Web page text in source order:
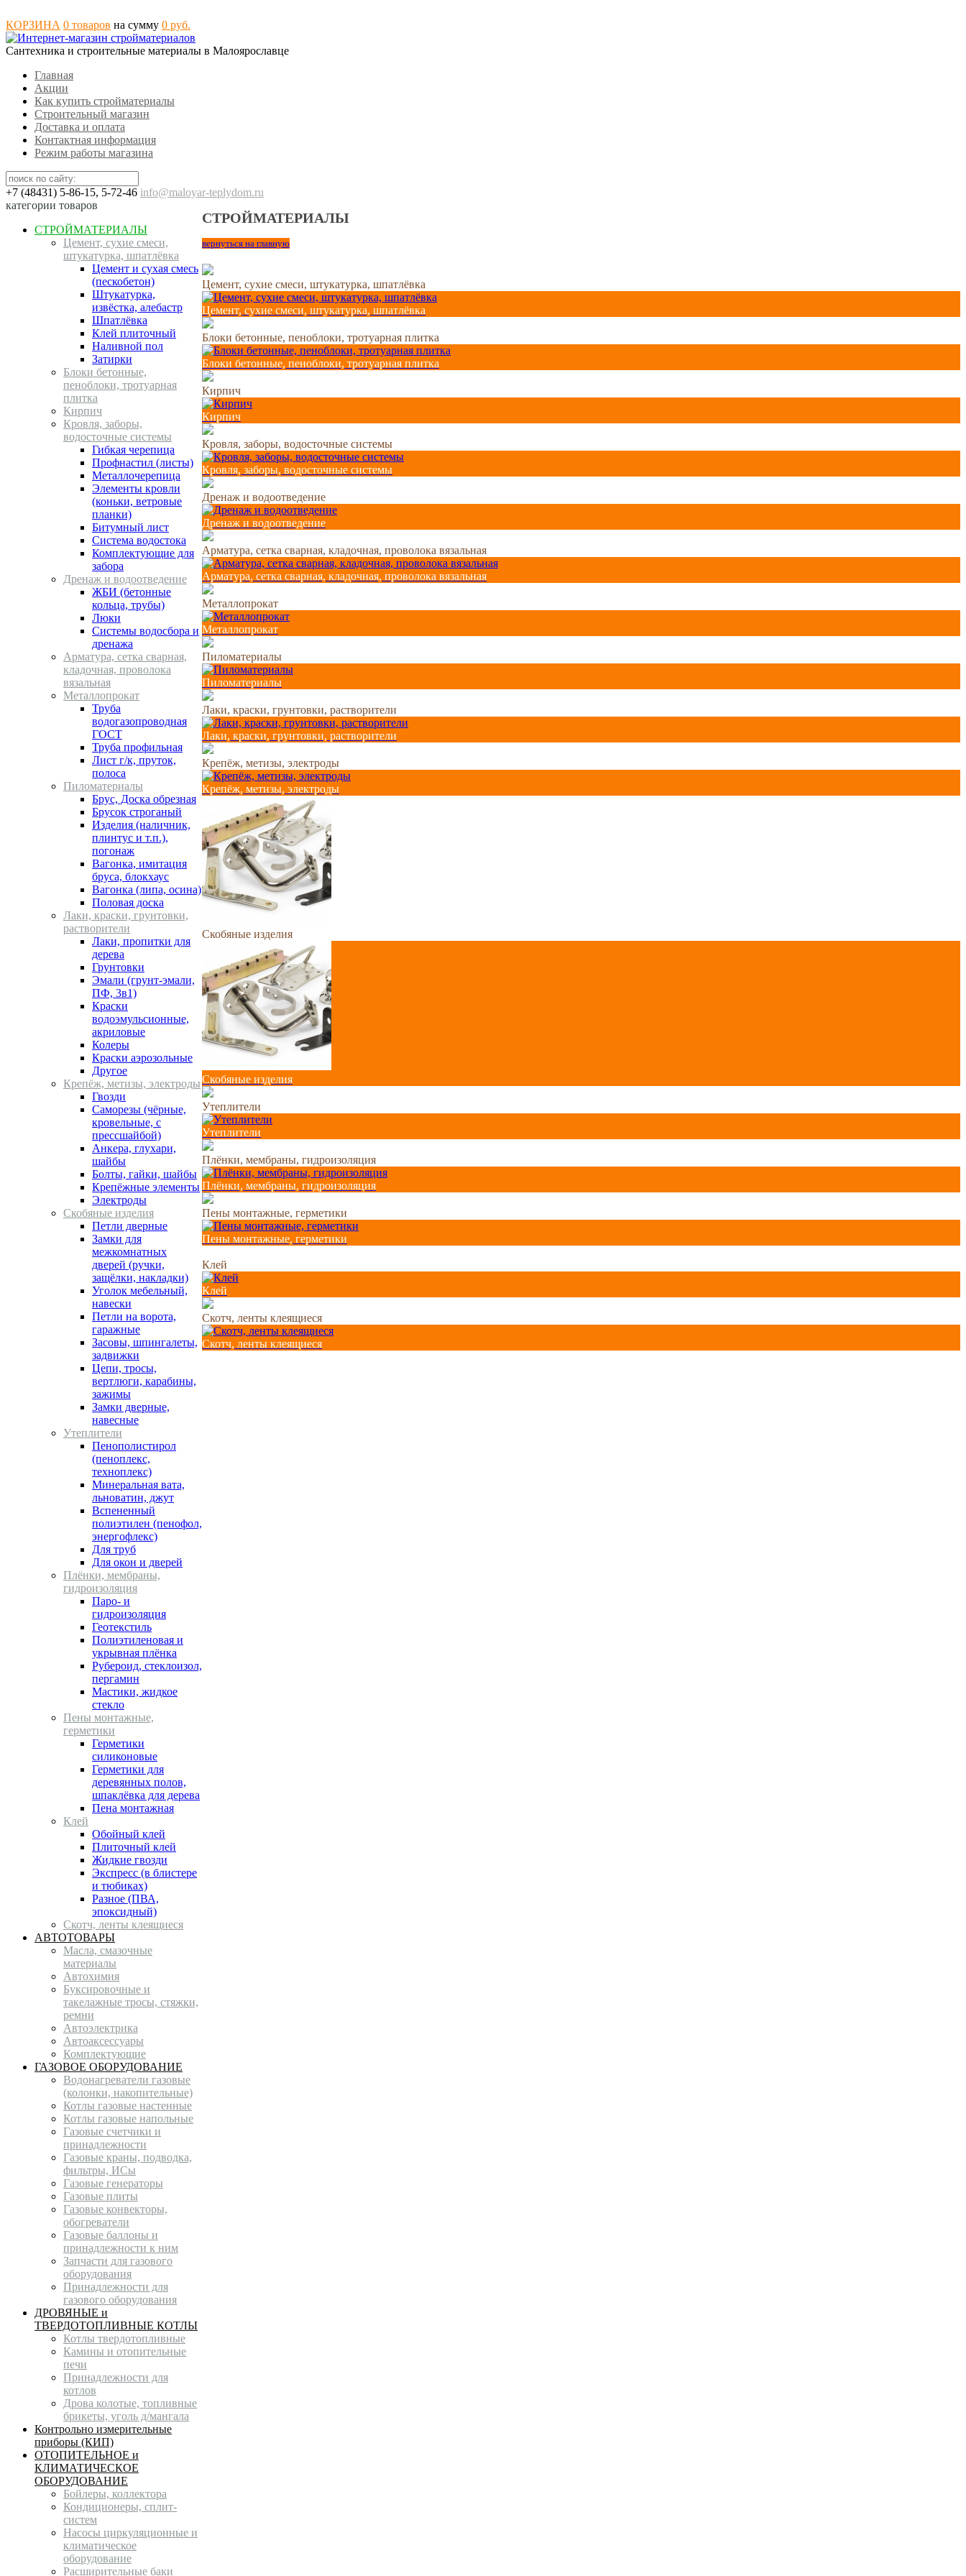
КОРЗИНА 0 товаров на сумму 0 руб.
Сантехника и строительные материалы в Малоярославце
Главная
Акции
Как купить стройматериалы
Строительный магазин
Доставка и оплата
Контактная информация
Режим работы магазина
+7 (48431) 5-86-15, 5-72-46 info@maloyar-teplydom.ru
категории товаров
СТРОЙМАТЕРИАЛЫ
Цемент, сухие смеси,
штукатурка, шпатлёвка
Цемент и сухая смесь
(пескобетон)
Штукатурка,
извёстка, алебастр
Шпатлёвка
Клей плиточный
Наливной пол
Затирки
Блоки бетонные,
пеноблоки, тротуарная
плитка
Кирпич
Кровля, заборы,
водосточные системы
Гибкая черепица
Профнастил (листы)
Металлочерепица
Элементы кровли
(коньки, ветровые
планки)
Битумный лист
Система водостока
Комплектующие для
забора
Дренаж и водоотведение
ЖБИ (бетонные
кольца, трубы)
Люки
Системы водосбора и
дренажа
Арматура, сетка сварная,
кладочная, проволока
вязальная
Металлопрокат
Труба
водогазопроводная
ГОСТ
Труба профильная
Лист г/к, пруток,
полоса
Пиломатериалы
Брус, Доска обрезная
Брусок строганый
Изделия (наличник,
плинтус и т.п.),
погонаж
Вагонка, имитация
бруса, блокхаус
Вагонка (липа, осина)
Половая доска
Лаки, краски, грунтовки,
растворители
Лаки, пропитки для
дерева
Грунтовки
Эмали (грунт-эмали,
ПФ, 3в1)
Краски
водоэмульсионные,
акриловые
Колеры
Краски аэрозольные
Другое
Крепёж, метизы, электроды
Гвозди
Cаморезы (чёрные,
кровельные, с
прессшайбой)
Анкера, глухари,
шайбы
Болты, гайки, шайбы
Крепёжные элементы
Электроды
Скобяные изделия
Петли дверные
Замки для
межкомнатных
дверей (ручки,
защёлки, накладки)
Уголок мебельный,
навески
Петли на ворота,
гаражные
Засовы, шпингалеты,
задвижки
Цепи, тросы,
вертлюги, карабины,
зажимы
Замки дверные,
навесные
Утеплители
Пенополистирол
(пеноплекс,
техноплекс)
Минеральная вата,
льноватин, джут
Вспененный
полиэтилен (пенофол,
энергофлекс)
Для труб
Для окон и дверей
Плёнки, мембраны,
гидроизоляция
Паро- и
гидроизоляция
Геотекстиль
Полиэтиленовая и
укрывная плёнка
Рубероид, стеклоизол,
пергамин
Мастики, жидкое
стекло
Пены монтажные,
герметики
Герметики
силиконовые
Герметики для
деревянных полов,
шпаклёвка для дерева
Пена монтажная
Клей
Обойный клей
Плиточный клей
Жидкие гвозди
Экспресс (в блистере
и тюбиках)
Разное (ПВА,
эпоксидный)
Скотч, ленты клеящиеся
АВТОТОВАРЫ
Масла, смазочные
материалы
Автохимия
Буксировочные и
такелажные тросы, стяжки,
ремни
Автоэлектрика
Автоаксессуары
Комплектующие
ГАЗОВОЕ ОБОРУДОВАНИЕ
Водонагреватели газовые
(колонки, накопительные)
Котлы газовые настенные
Котлы газовые напольные
Газовые счетчики и
принадлежности
Газовые краны, подводка,
фильтры, ИСы
Газовые генераторы
Газовые плиты
Газовые конвекторы,
обогреватели
Газовые баллоны и
принадлежности к ним
Запчасти для газового
оборудования
Принадлежности для
газового оборудования
ДРОВЯНЫЕ и
ТВЕРДОТОПЛИВНЫЕ КОТЛЫ
Котлы твердотопливные
Камины и отопительные
печи
Принадлежности для
котлов
Дрова колотые, топливные
брикеты, уголь д/мангала
Контрольно измерительные
приборы (КИП)
ОТОПИТЕЛЬНОЕ и
КЛИМАТИЧЕСКОЕ
ОБОРУДОВАНИЕ
Бойлеры, коллектора
Кондиционеры, сплит-
систем
Насосы циркуляционные и
климатическое
оборудование
Расширительные баки
СТРОЙМАТЕРИАЛЫ
вернуться на главную
Цемент, сухие смеси, штукатурка, шпатлёвка
Цемент, сухие смеси, штукатурка, шпатлёвка
Блоки бетонные, пеноблоки, тротуарная плитка
Блоки бетонные, пеноблоки, тротуарная плитка
Кирпич
Кирпич
Кровля, заборы, водосточные системы
Кровля, заборы, водосточные системы
Дренаж и водоотведение
Дренаж и водоотведение
Арматура, сетка сварная, кладочная, проволока вязальная
Арматура, сетка сварная, кладочная, проволока вязальная
Металлопрокат
Металлопрокат
Пиломатериалы
Пиломатериалы
Лаки, краски, грунтовки, растворители
Лаки, краски, грунтовки, растворители
Крепёж, метизы, электроды
Крепёж, метизы, электроды
Скобяные изделия
Скобяные изделия
Утеплители
Утеплители
Плёнки, мембраны, гидроизоляция
Плёнки, мембраны, гидроизоляция
Пены монтажные, герметики
Пены монтажные, герметики
Клей
Клей
Скотч, ленты клеящиеся
Скотч, ленты клеящиеся